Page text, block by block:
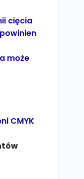
cięcia
powinien
może
CMYK